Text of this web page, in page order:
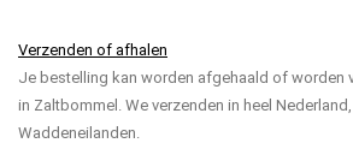
Verzenden of afhalen
Je bestelling kan worden afgehaald of worden
in Zaltbommel. We verzenden in heel
Waddeneilanden.